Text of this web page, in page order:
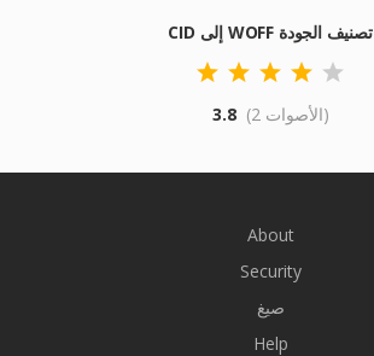
CID إلى WOFF تصنيف الجودة
3.8 (2 الأصوات)
About
Security
صيغ
Help